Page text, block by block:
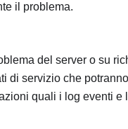
il problema.
del server o su
di servizio che
quali i log eventi e